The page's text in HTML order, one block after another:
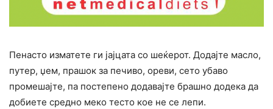
Пенасто изматете ги јајцата со шеќерот. Додајте масло,
путер, џем, прашок за печиво, ореви, сето убаво
промешајте, па постепено додавајте брашно додека да
добиете средно меко тесто кое не се лепи.